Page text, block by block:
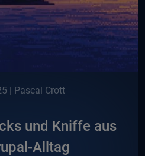
| Pascal Crott
und Kniffe aus
Alltag